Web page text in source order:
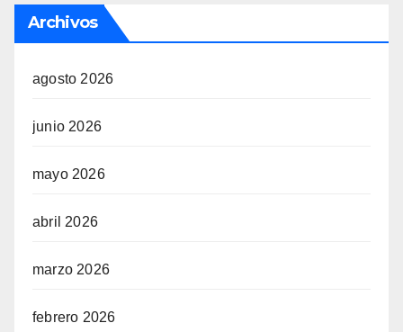
Archivos
agosto 2026
junio 2026
mayo 2026
abril 2026
marzo 2026
febrero 2026